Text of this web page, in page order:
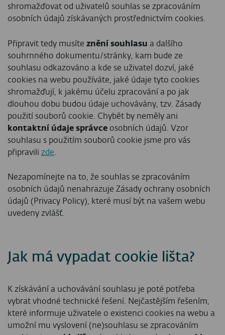
shromažďovat od uživatelů souhlas se zpracováním
osobních údajů získávaných prostřednictvím cookies.
Připravit tedy musíte znění souhlasu a dalšího
souhrnného dokumentu/stránky, kam bude ze
souhlasu odkazováno a kde se uživatel dozví, jaké
cookies na webu používáte, jaké údaje tyto cookies
shromažďují, k jakému účelu zpracování a po jak
dlouhou dobu budou údaje uchovávány, tzv. Zásady
použití souborů cookie. Chybět by neměly ani
kontaktní údaje správce osobních údajů. Vzor
souhlasu s použitím souborů cookie jsme pro vás
připravili zde
Nezapomínejte na to, že souhlas se zpracováním
osobních údajů nenahrazuje Zásady ochrany osobních
údajů (Privacy Policy), které musí být na vašem webu
uvedeny zvlášť.
Jak má vypadat cookie lišta?
K získávání a uchovávání souhlasu je poté potřeba
vybrat vhodné technické řešení. Nejčastějším řešením,
které informuje uživatele o existenci cookies na webu a
umožní mu vyslovení (ne)souhlasu se zpracováním